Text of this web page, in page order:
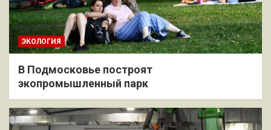
ЭКОЛОГИЯ
В Подмосковье построят
экопромышленный парк